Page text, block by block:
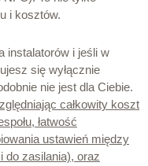
i kosztów.
instalatorów i jeśli w
się wyłącznie
nie jest dla Ciebie.
całkowity koszt
łatwość
ustawień między
do zasilania), oraz